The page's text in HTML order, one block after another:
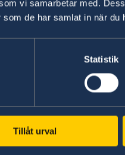
vi samarbetar med.
de har samlat in när du
Statistik
Tillåt urval